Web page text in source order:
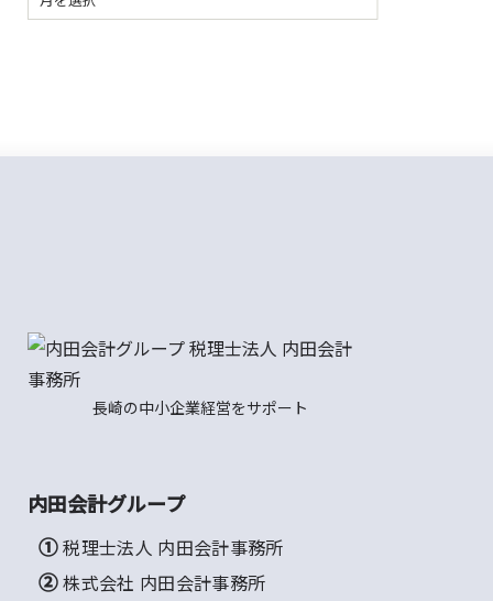
長崎の中小企業経営をサポート
内田会計グループ
① 税理士法人 内田会計事務所
② 株式会社 内田会計事務所